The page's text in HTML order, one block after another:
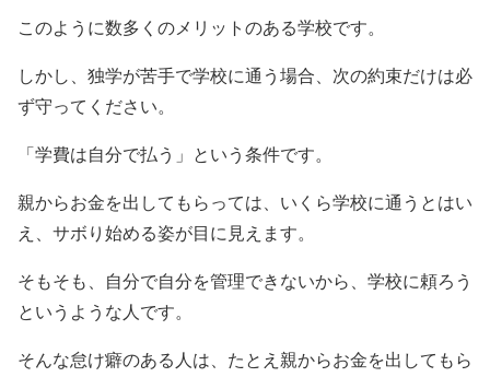
このように数多くのメリットのある学校です。
しかし、独学が苦手で学校に通う場合、次の約束だけは必
ず守ってください。
「学費は自分で払う」という条件です。
親からお金を出してもらっては、いくら学校に通うとはい
え、サボり始める姿が目に見えます。
そもそも、自分で自分を管理できないから、学校に頼ろう
というような人です。
そんな怠け癖のある人は、たとえ親からお金を出してもら